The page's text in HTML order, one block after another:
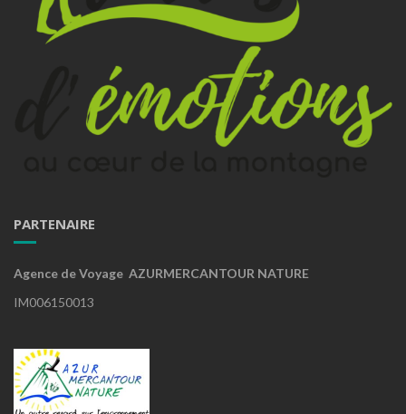
PARTENAIRE
Agence de Voyage AZURMERCANTOUR NATURE
IM006150013